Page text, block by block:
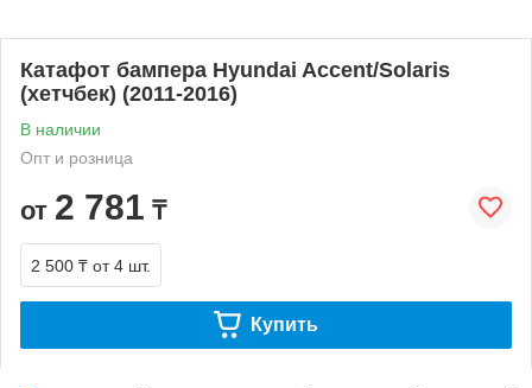
Катафот бампера Hyundai Accent/Solaris
(хетчбек) (2011-2016)
В наличии
Опт и розница
от 2 781 ₸
2 500 ₸ от 4 шт.
Купить